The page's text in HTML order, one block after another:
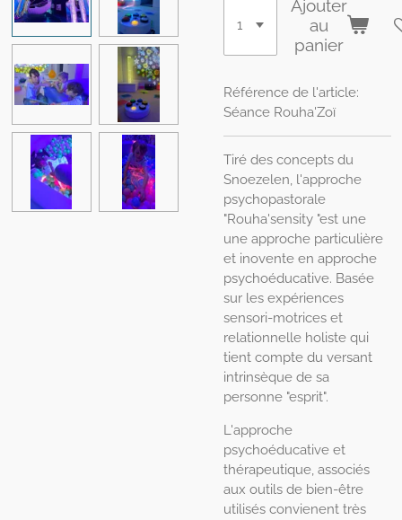
Ajouter
au
panier
Référence de l'article:
Séance Rouha'Zoï
Tiré des concepts du
Snoezelen, l'approche
psychopastorale
"Rouha'sensity "est une
une approche particulière
et inovente en approche
psychoéducative. Basée
sur les expériences
sensori-motrices et
relationnelle holiste qui
tient compte du versant
intrinsèque de sa
personne "esprit".
L'approche
psychoéducative et
thérapeutique, associés
aux outils de bien-être
utilisés convienent très